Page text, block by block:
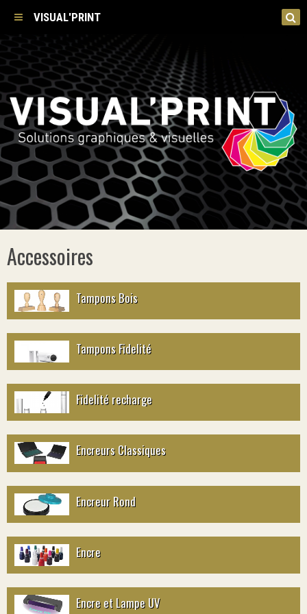
VISUAL'PRINT
Accessoires
Tampons Bois
Tampons Fidelité
Fidelité recharge
Encreurs Classiques
Encreur Rond
Encre
Encre et Lampe UV